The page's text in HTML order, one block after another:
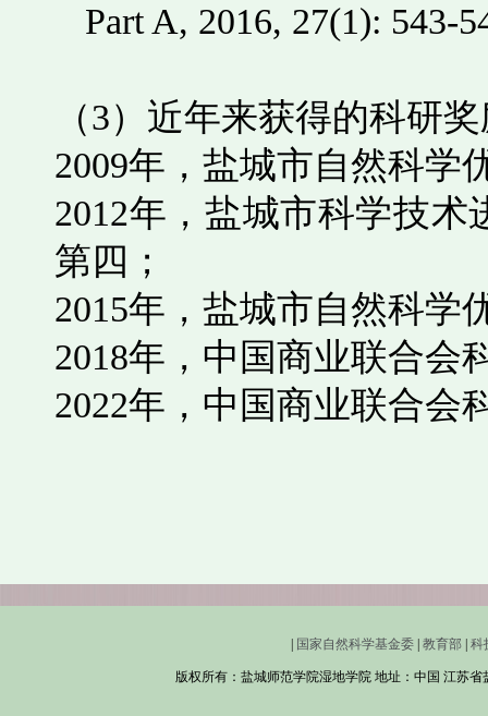
Part A, 2016, 27(1): 543-
（3）近年来获得的科研
2009年，盐城市自然科学
2012年，盐城市科学技术
第四；
2015年，盐城市自然科学
2018年，中国商业联合会
2022年，中国商业联合会
国家自然科学基金委 教育部 科
版权所有：盐城师范学院湿地学院 地址：中国 江苏